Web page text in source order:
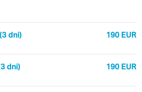
dni) 190 EUR
dni) 190 EUR